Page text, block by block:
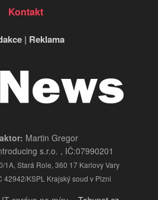
Kontakt
| Reklama
Martin Gregor
s.r.o. , IČ:07990201
1A, Stará Role, 360 17 Karlovy Vary
42942/KSPL Krajský soud v Plzni